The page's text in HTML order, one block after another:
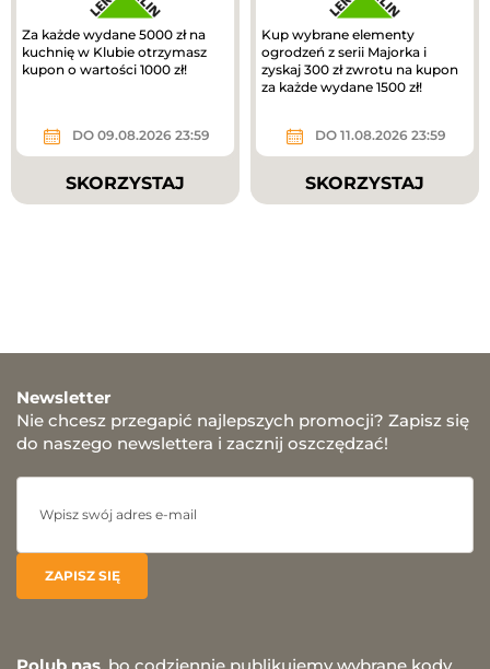
Za każde wydane 5000 zł na
kuchnię w Klubie otrzymasz
kupon o wartości 1000 zł!
DO 09.08.2026 23:59
SKORZYSTAJ
Kup wybrane elementy
ogrodzeń z serii Majorka i
zyskaj 300 zł zwrotu na kupon
za każde wydane 1500 zł!
DO 11.08.2026 23:59
SKORZYSTAJ
Newsletter
Nie chcesz przegapić najlepszych promocji? Zapisz się
do naszego newslettera i zacznij oszczędzać!